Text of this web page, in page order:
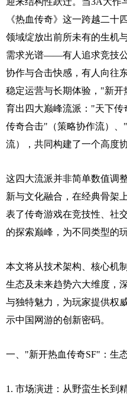
《热血传奇》这一跨越二十
领域绽放出前所未有的生机
需求光谱——有人追求竞技
协作与合击快感，有人向往
稳定运营与长期体验，"新
育出四大巅峰流派："天下
传奇合击"（策略协作流）
流），共同构建了一个高度
这四大流派并非简单数值调
新与文化融合，在经典骨架
表了传奇游戏在竞技性、社
的探索巅峰，为不同类型的
本文将从技术架构、核心机
生态及未来趋势六大维度，
与独特魅力，为玩家提供权
示中国网游的创新密码。
一、"新开热血传奇SF"：生
1. 市场演进：从野蛮生长到